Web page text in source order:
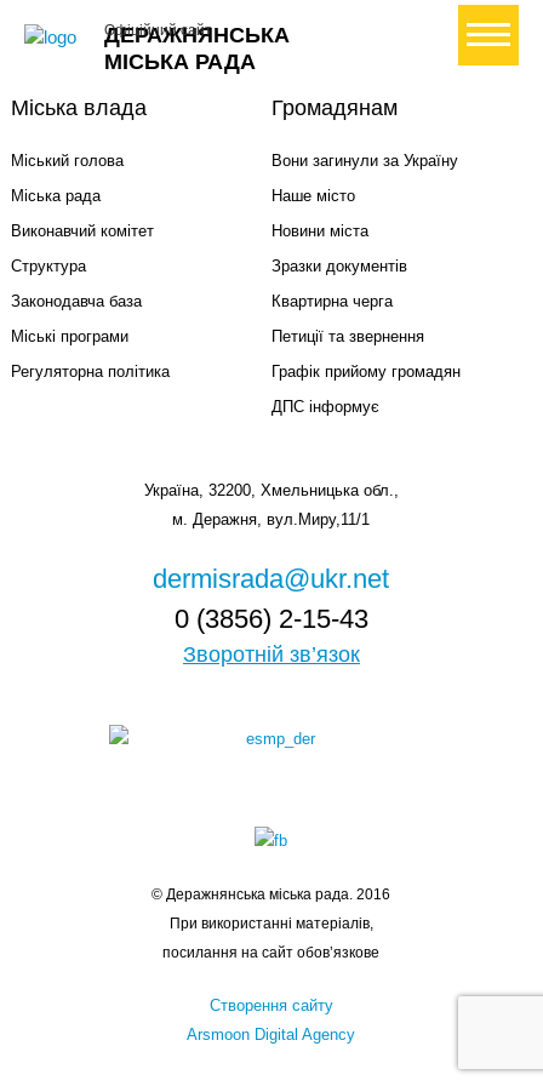
ДЕРАЖНЯНСЬКА
МІСЬКА РАДА
Офіційний сайт+ Створити петицію
Міська влада
Міський голова
Міська рада
Виконавчий комітет
Структура
Законодавча база
Міські програми
Регуляторна політика
Громадянам
Вони загинули за Україну
Наше місто
Новини міста
Зразки документів
Квартирна черга
Петиції та звернення
Графік прийому громадян
ДПС інформує
Україна, 32200, Хмельницька обл.,
м. Деражня, вул.Миру,11/1
dermisrada@ukr.net
0 (3856) 2-15-43
Зворотній зв’язок
© Деражнянська міська рада. 2016
При використанні матеріалів,
посилання на сайт обов’язкове
Створення сайту
Arsmoon Digital Agency